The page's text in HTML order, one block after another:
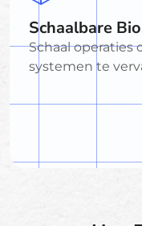
Schaalbare
Schaal operaties
systemen te